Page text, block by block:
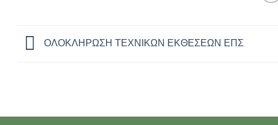
ΟΛΟΚΛΗΡΩΣΗ ΤΕΧΝΙΚΩΝ ΕΚΘΕΣΕΩΝ ΕΠΣ